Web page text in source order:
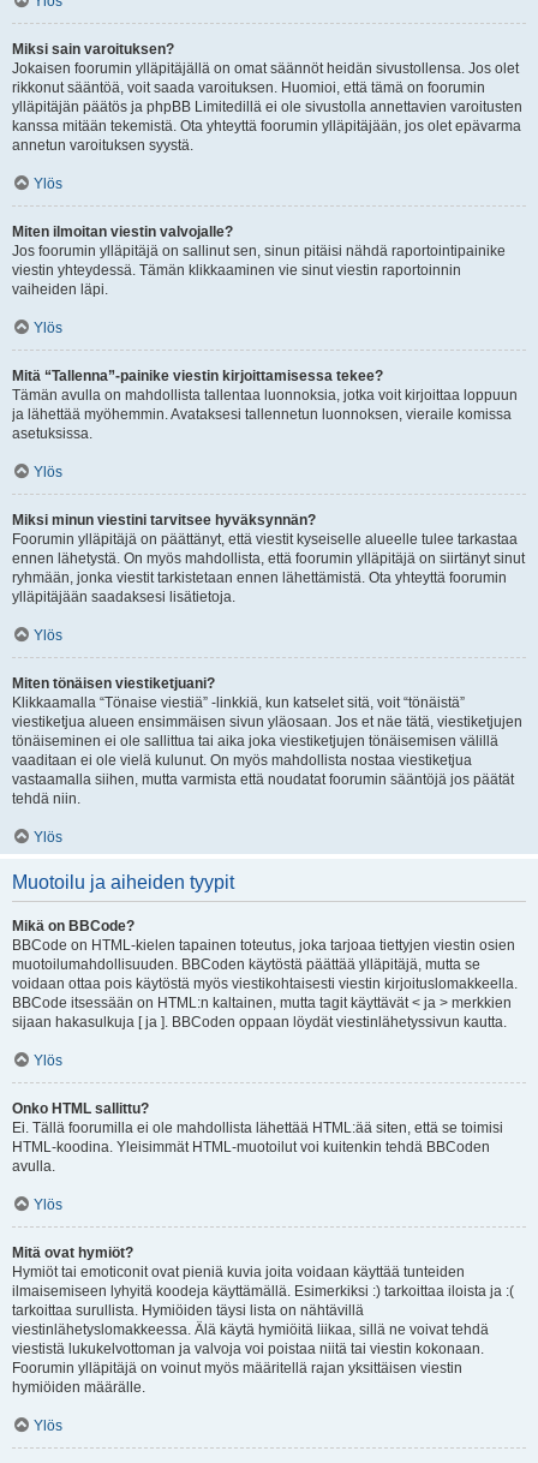
Miksi sain varoituksen?
Jokaisen foorumin ylläpitäjällä on omat säännöt heidän sivustollensa. Jos olet
rikkonut sääntöä, voit saada varoituksen. Huomioi, että tämä on foorumin
ylläpitäjän päätös ja phpBB Limitedillä ei ole sivustolla annettavien varoitusten
kanssa mitään tekemistä. Ota yhteyttä foorumin ylläpitäjään, jos olet epävarma
annetun varoituksen syystä.
Ylös
Miten ilmoitan viestin valvojalle?
Jos foorumin ylläpitäjä on sallinut sen, sinun pitäisi nähdä raportointipainike
viestin yhteydessä. Tämän klikkaaminen vie sinut viestin raportoinnin
vaiheiden läpi.
Ylös
Mitä “Tallenna”-painike viestin kirjoittamisessa tekee?
Tämän avulla on mahdollista tallentaa luonnoksia, jotka voit kirjoittaa loppuun
ja lähettää myöhemmin. Avataksesi tallennetun luonnoksen, vieraile komissa
asetuksissa.
Ylös
Miksi minun viestini tarvitsee hyväksynnän?
Foorumin ylläpitäjä on päättänyt, että viestit kyseiselle alueelle tulee tarkastaa
ennen lähetystä. On myös mahdollista, että foorumin ylläpitäjä on siirtänyt sinut
ryhmään, jonka viestit tarkistetaan ennen lähettämistä. Ota yhteyttä foorumin
ylläpitäjään saadaksesi lisätietoja.
Ylös
Miten tönäisen viestiketjuani?
Klikkaamalla “Tönaise viestiä” -linkkiä, kun katselet sitä, voit “tönäistä”
viestiketjua alueen ensimmäisen sivun yläosaan. Jos et näe tätä, viestiketjujen
tönäiseminen ei ole sallittua tai aika joka viestiketjujen tönäisemisen välillä
vaaditaan ei ole vielä kulunut. On myös mahdollista nostaa viestiketjua
vastaamalla siihen, mutta varmista että noudatat foorumin sääntöjä jos päätät
tehdä niin.
Ylös
Muotoilu ja aiheiden tyypit
Mikä on BBCode?
BBCode on HTML-kielen tapainen toteutus, joka tarjoaa tiettyjen viestin osien
muotoilumahdollisuuden. BBCoden käytöstä päättää ylläpitäjä, mutta se
voidaan ottaa pois käytöstä myös viestikohtaisesti viestin kirjoituslomakkeella.
BBCode itsessään on HTML:n kaltainen, mutta tagit käyttävät < ja > merkkien
sijaan hakasulkuja [ ja ]. BBCoden oppaan löydät viestinlähetyssivun kautta.
Ylös
Onko HTML sallittu?
Ei. Tällä foorumilla ei ole mahdollista lähettää HTML:ää siten, että se toimisi
HTML-koodina. Yleisimmät HTML-muotoilut voi kuitenkin tehdä BBCoden
avulla.
Ylös
Mitä ovat hymiöt?
Hymiöt tai emoticonit ovat pieniä kuvia joita voidaan käyttää tunteiden
ilmaisemiseen lyhyitä koodeja käyttämällä. Esimerkiksi :) tarkoittaa iloista ja :(
tarkoittaa surullista. Hymiöiden täysi lista on nähtävillä
viestinlähetyslomakkeessa. Älä käytä hymiöitä liikaa, sillä ne voivat tehdä
viestistä lukukelvottoman ja valvoja voi poistaa niitä tai viestin kokonaan.
Foorumin ylläpitäjä on voinut myös määritellä rajan yksittäisen viestin
hymiöiden määrälle.
Ylös